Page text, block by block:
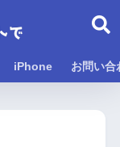
iPhone お問い合